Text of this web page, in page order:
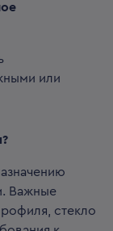
или
Важные
стекло